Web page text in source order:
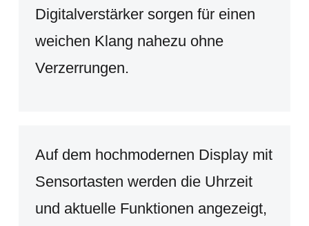
Digitalverstärker sorgen für einen
weichen Klang nahezu ohne
Verzerrungen.
Auf dem hochmodernen Display mit
Sensortasten werden die Uhrzeit
und aktuelle Funktionen angezeigt,